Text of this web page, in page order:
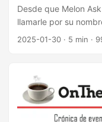
Desde que Melon
llamarle por su
clara degradación
cómo migrar tu
se convirtió en la
por la puerta, Melon
reemplazando su
2025-01-30 · 5 min ·